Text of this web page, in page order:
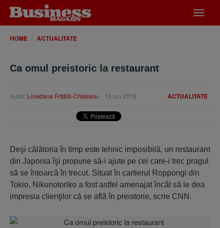
meniu
HOME ACTUALITATE
Ca omul preistoric la restaurant
ACTUALITATE
Autor: Loredana Frăţilă-Cristescu 16 iun 2018
Deşi călătoria în timp este tehnic imposibilă, un restaurant
din Japonia îşi propune să-i ajute pe cei care-i trec pragul
să se întoarcă în trecut. Situat în cartierul Roppongi din
Tokio, Nikunotoriko a fost astfel amenajat încât să le dea
impresia clienţilor că se află în preistorie, scrie CNN.